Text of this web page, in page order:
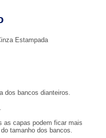
Estampada
dos bancos dianteiros.
as capas podem ficar mais
tamanho dos bancos.